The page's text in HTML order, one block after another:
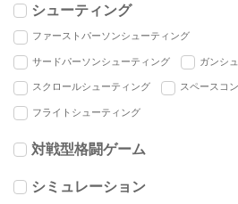
シューティング
ファーストパーソンシューティング
サードパーソンシューティング ガンシ
スクロールシューティング スペースコ
フライトシューティング
対戦型格闘ゲーム
シミュレーション